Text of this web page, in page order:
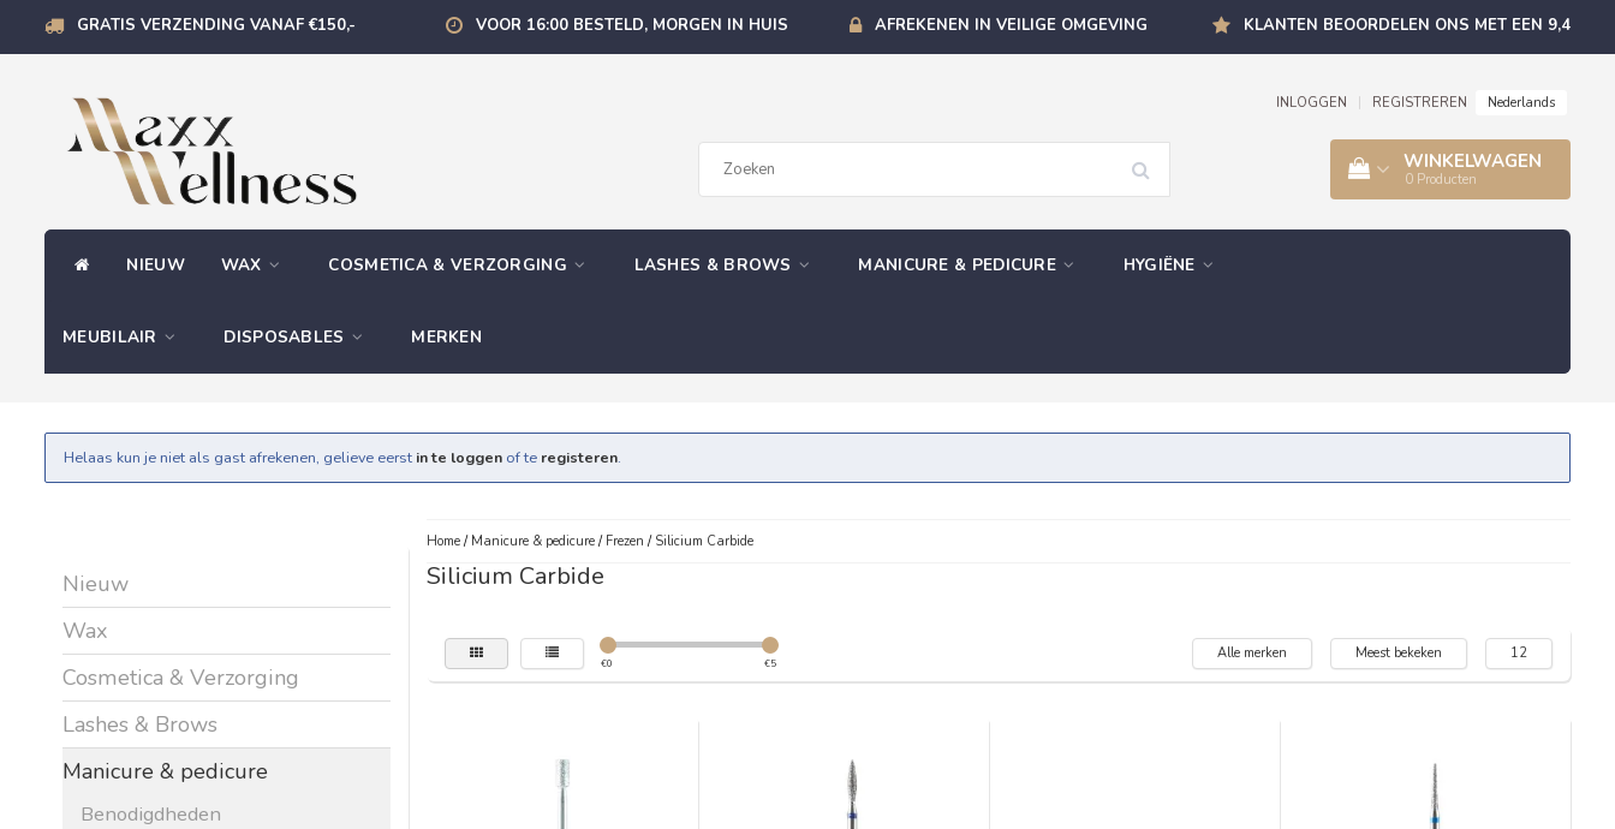
GRATIS VERZENDING VANAF €150,- VOOR 16:00 BESTELD, MORGEN IN HUIS AFREKENEN IN VEILIGE OMGEVING KLANTEN BEOORDELEN ONS MET EEN 9,4
INLOGGEN REGISTREREN Nederlands
WINKELWAGEN
0 Producten
NIEUW WAX COSMETICA & VERZORGING LASHES & BROWS MANICURE & PEDICURE HYGIËNE
MEUBILAIR DISPOSABLES MERKEN
Helaas kun je niet als gast afrekenen, gelieve eerst in te loggen of te registeren.
Nieuw
Wax
Cosmetica & Verzorging
Lashes & Brows
Manicure & pedicure
Benodigdheden
Home/ Manicure & pedicure/ Frezen / Silicium Carbide
Silicium Carbide
€0 €5
Alle merken Meest bekeken 12